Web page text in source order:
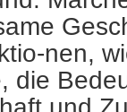
nen,
die